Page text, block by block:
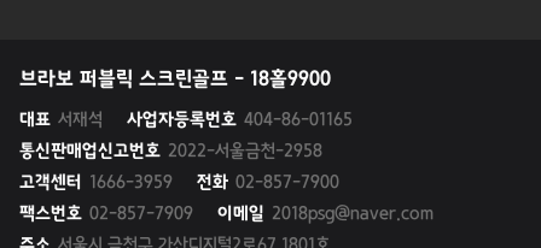
브라보 퍼블릭 스크린골프 - 18홀9900
대표 서재석 사업자등록번호 404-86-01165
통신판매업신고번호 2022-서울금천-2958
고객센터
1666-3959 전화 02-857-7900
팩스번호 02-857-7909 이메일 2018psg@naver.com